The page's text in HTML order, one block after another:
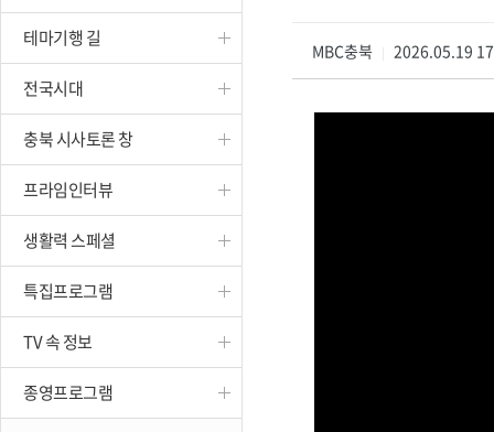
옥천
종영프로그램
테마기행 길
전국시대
충북 시사토론 창
프라임인터뷰
생활력 스페셜
특집프로그램
TV 속 정보
종영프로그램
MBC충북 2026.05.19